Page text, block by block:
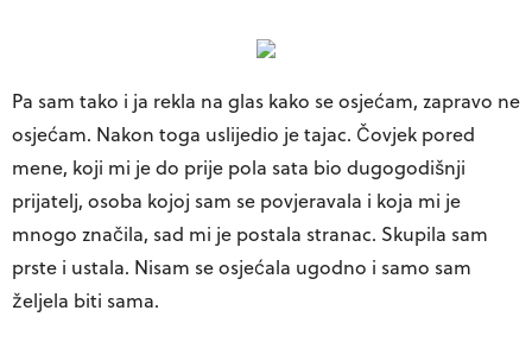
Pa sam tako i ja rekla na glas kako se osjećam, zapravo ne
osjećam. Nakon toga uslijedio je tajac. Čovjek pored
mene, koji mi je do prije pola sata bio dugogodišnji
prijatelj, osoba kojoj sam se povjeravala i koja mi je
mnogo značila, sad mi je postala stranac. Skupila sam
prste i ustala. Nisam se osjećala ugodno i samo sam
željela biti sama.